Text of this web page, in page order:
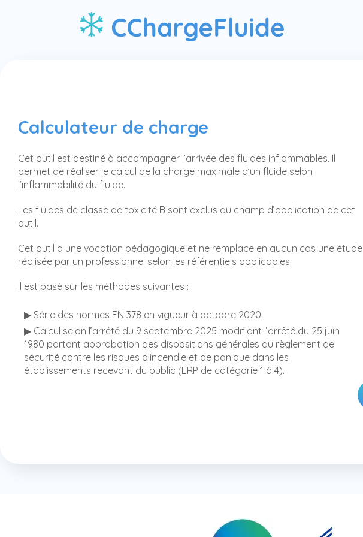
Calculateur de charge
Cet outil est destiné à accompagner l’arrivée des fluides inflammables. Il
permet de réaliser le calcul de la charge maximale d’un fluide selon
l’inflammabilité du fluide.
Les fluides de classe de toxicité B sont exclus du champ d’application de cet
outil.
Cet outil a une vocation pédagogique et ne remplace en aucun cas une étude
réalisée par un professionnel selon les référentiels applicables
Il est basé sur les méthodes suivantes :
▶ Série des normes EN 378 en vigueur à octobre 2020
▶ Calcul selon l’arrêté du 9 septembre 2025 modifiant l’arrêté du 25 juin
1980 portant approbation des dispositions générales du règlement de
sécurité contre les risques d’incendie et de panique dans les
établissements recevant du public (ERP de catégorie 1 à 4).